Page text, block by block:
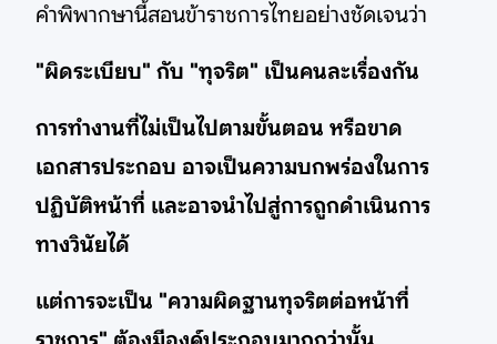
คำพิพากษานี้สอนข้าราชการไทยอย่างชัดเจนว่า
"ผิดระเบียบ" กับ "ทุจริต" เป็นคนละเรื่องกัน
การทำงานที่ไม่เป็นไปตามขั้นตอน หรือขาด
เอกสารประกอบ อาจเป็นความบกพร่องในการ
ปฏิบัติหน้าที่ และอาจนำไปสู่การถูกดำเนินการ
ทางวินัยได้
แต่การจะเป็น "ความผิดฐานทุจริตต่อหน้าที่